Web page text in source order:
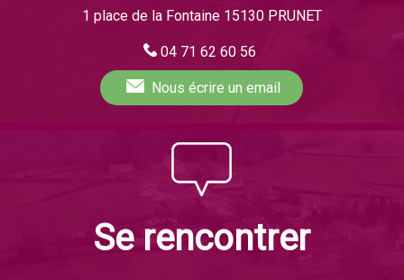
1 place de la Fontaine 15130 PRUNET
04 71 62 60 56
Nous écrire un email
Se rencontrer